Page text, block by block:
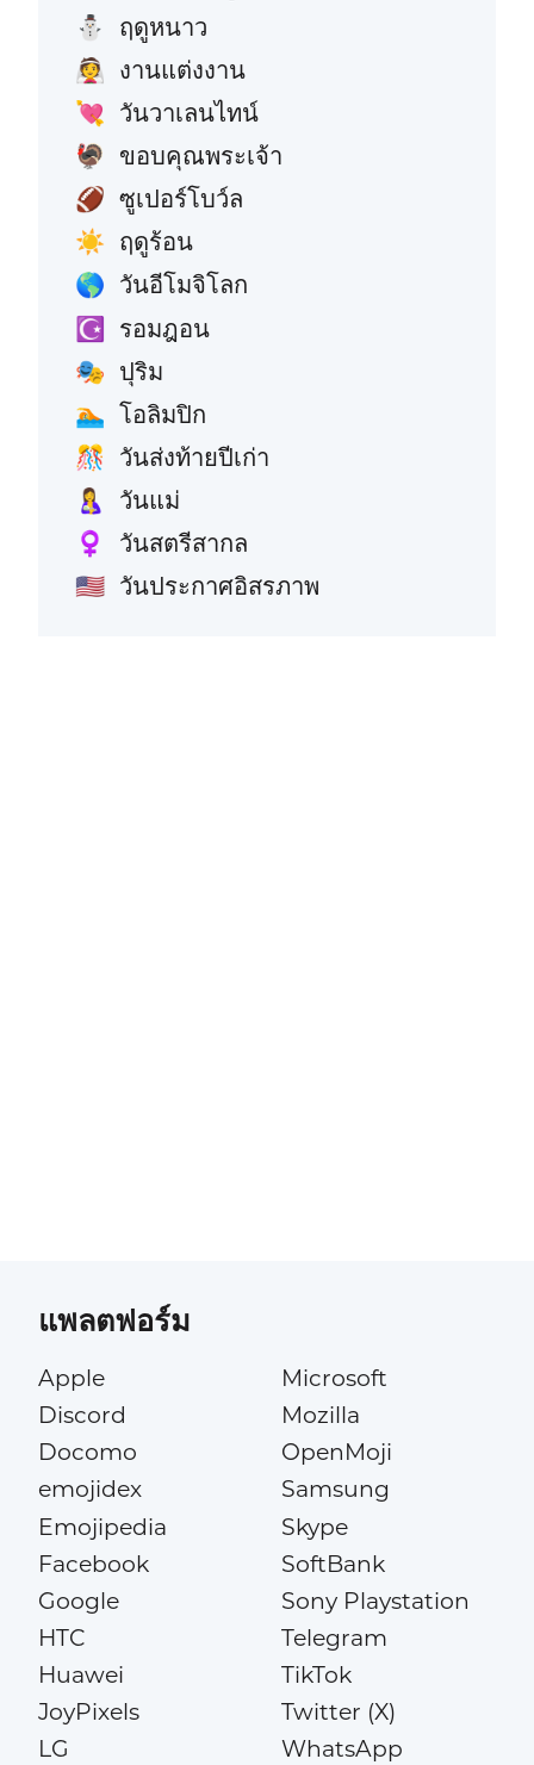
⛄ ฤดูหนาว
👰 งานแต่งงาน
💘 วันวาเลนไทน์
🦃 ขอบคุณพระเจ้า
🏈 ซูเปอร์โบว์ล
☀️ ฤดูร้อน
🌎 วันอีโมจิโลก
☪️ รอมฎอน
🎭 ปุริม
🏊 โอลิมปิก
🎊 วันส่งท้ายปีเก่า
🤱 วันแม่
♀️ วันสตรีสากล
🇺🇸 วันประกาศอิสรภาพ
แพลตฟอร์ม
Apple
Discord
Docomo
emojidex
Emojipedia
Facebook
Google
HTC
Huawei
JoyPixels
LG
Microsoft
Mozilla
OpenMoji
Samsung
Skype
SoftBank
Sony Playstation
Telegram
TikTok
Twitter (X)
WhatsApp